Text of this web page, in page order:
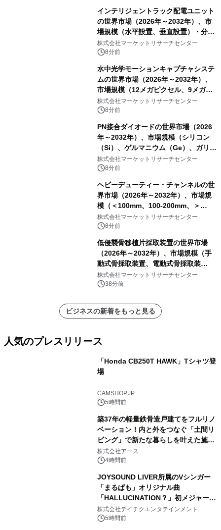
インテリジェントラック配電ユニット
の世界市場（2026年～2032年）、市
場規模（水平設置、垂直設置）・分析
レポートを発表
株式会社マーケットリサーチセンター
8分前
水中光学モーションキャプチャシステ
ムの世界市場（2026年～2032年）、
市場規模（12メガピクセル、9メガピ
クセル、4メガピクセル、2メガピクセ
ル、その他）・分析レポートを発表
株式会社マーケットリサーチセンター
8分前
PN接合ダイオードの世界市場（2026
年～2032年）、市場規模（シリコン
（Si）、ゲルマニウム（Ge）、ガリウ
ムヒ素（GaAs）、炭化ケイ素
（SiC）、窒化ガリウム（GaN））・
株式会社マーケットリサーチセンター
8分前
ヘビーデューティー・チャンネルの世
界市場（2026年～2032年）、市場規
模（＜100mm、100-200mm、＞
200mm）・分析レポートを発表
株式会社マーケットリサーチセンター
8分前
低侵襲骨移植片採取装置の世界市場
（2026年～2032年）、市場規模（手
動式骨採取装置、電動式骨採取装
置）・分析レポートを発表
株式会社マーケットリサーチセンター
38分前
ビジネスの新着をもっと見る
人気のプレスリリース
「Honda CB250T HAWK」Tシャツ登
場
CAMSHOP.JP
5時間前
築37年の軽量鉄骨造戸建てをフルリノ
ベーション！内と外をつなぐ「土間リ
ビング」で新たな暮らしを叶えた施工
事例を株式会社アースが公開
株式会社アース
4時間前
JOYSOUND LIVER所属のVシンガー
「まるぱも」オリジナル曲
「HALLUCINATION？」初メジャー配
信リリース決定！
株式会社テイチクエンタテインメント
5時間前